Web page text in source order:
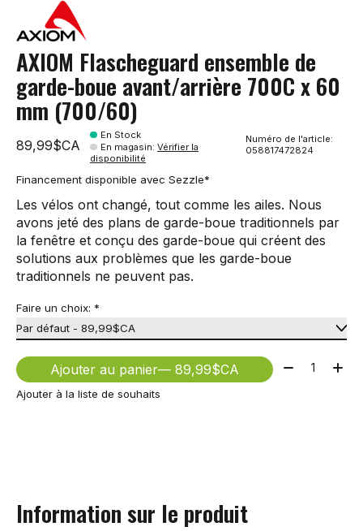
AXIOM Flascheguard ensemble de
garde-boue avant/arrière 700C x 60
mm (700/60)
89,99$CA
En Stock
En magasin:Vérifier la
disponibilité
Numéro de l'article:
058817472824
Financement disponible avec Sezzle*
Les vélos ont changé, tout comme les ailes. Nous
avons jeté des plans de garde-boue traditionnels par
la fenêtre et conçu des garde-boue qui créent des
solutions aux problèmes que les garde-boue
traditionnels ne peuvent pas.
Faire un choix: *
Ajouter au panier — 89,99$CA Quantité:
Ajouter à la liste de souhaits
Information sur le produit